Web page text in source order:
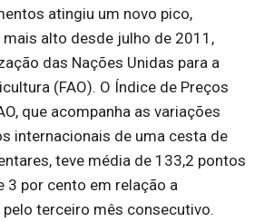
atingiu um novo pico,
alto desde julho de 2011,
das Nações Unidas para a
(FAO). O Índice de Preços
que acompanha as variações
internacionais de uma cesta de
teve média de 133,2 pontos
3 por cento em relação a
terceiro mês consecutivo.